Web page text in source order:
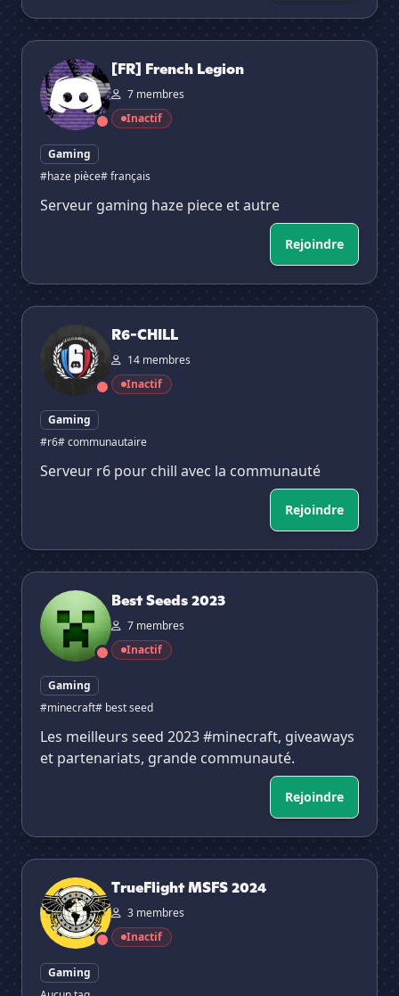
[FR] French Legion
[FR] French Legion
7 membres
Inactif
Gaming
#haze pièce# français
Serveur gaming haze piece et autre
Rejoindre
R6-CHILL
R6-CHILL
14 membres
Inactif
Gaming
#r6# communautaire
Serveur r6 pour chill avec la communauté
Rejoindre
Best Seeds 2023
Best Seeds 2023
7 membres
Inactif
Gaming
#minecraft# best seed
Les meilleurs seed 2023 #minecraft, giveaways
et partenariats, grande communauté.
Rejoindre
TrueFlight MSFS 2024
TrueFlight MSFS 2024
3 membres
Inactif
Gaming